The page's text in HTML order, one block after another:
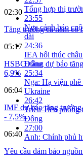
Tổng hợp thị
23:55
Nga cảnh báo
dài
24:36
IEA hối thúc
Đông
25:34
Nga: Hạ viện
Ukraine
26:42
Triều Tiên phóng
Đông
27:00
Anh: Chính phủ
02:30
Tăng trưởng cả năm có
05:17
HSBC nâng dự báo
6,9%
06:04
IMF dự báo tăng
- 7,5%
06:40
Yêu cầu đảm bảo